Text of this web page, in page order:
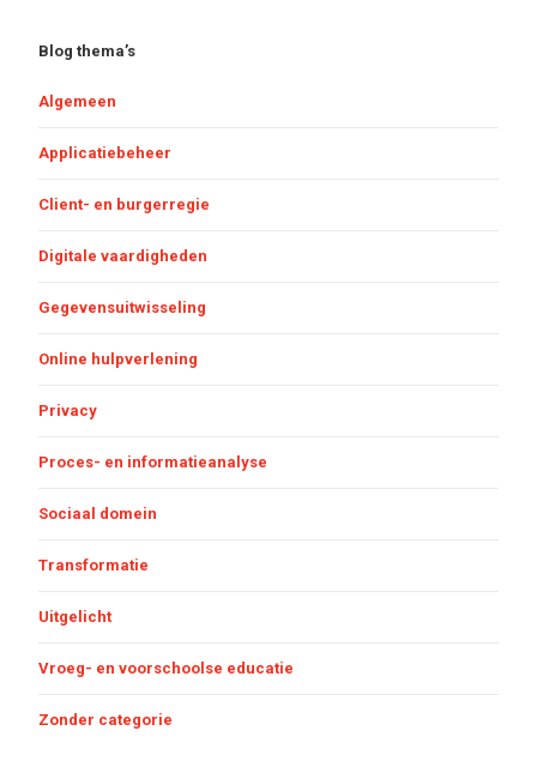
Blog thema’s
Algemeen
Applicatiebeheer
Client- en burgerregie
Digitale vaardigheden
Gegevensuitwisseling
Online hulpverlening
Privacy
Proces- en informatieanalyse
Sociaal domein
Transformatie
Uitgelicht
Vroeg- en voorschoolse educatie
Zonder categorie